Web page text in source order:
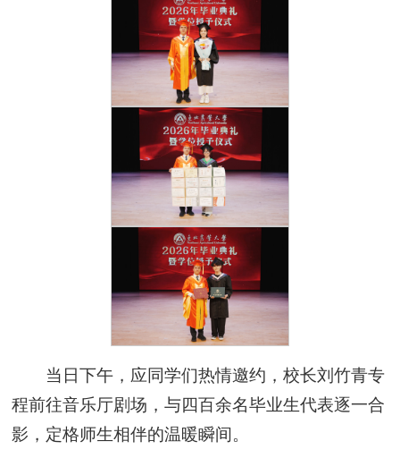
当日下午，应同学们热情邀约，校长刘竹青专
程前往音乐厅剧场，与四百余名毕业生代表逐一合
影，定格师生相伴的温暖瞬间。